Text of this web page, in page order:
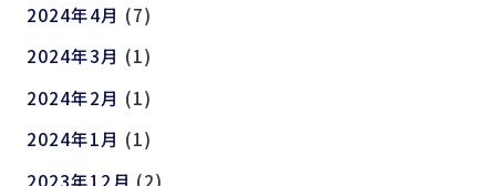
2024年4月 (7)
2024年3月 (1)
2024年2月 (1)
2024年1月 (1)
2023年12月 (2)